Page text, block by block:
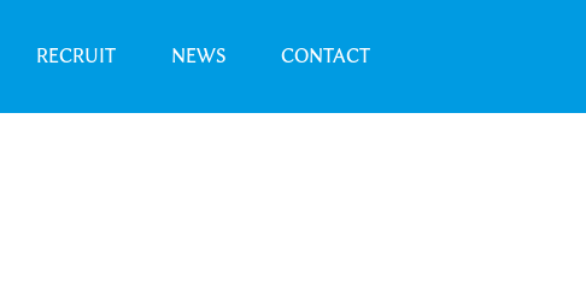
RECRUIT NEWS CONTACT